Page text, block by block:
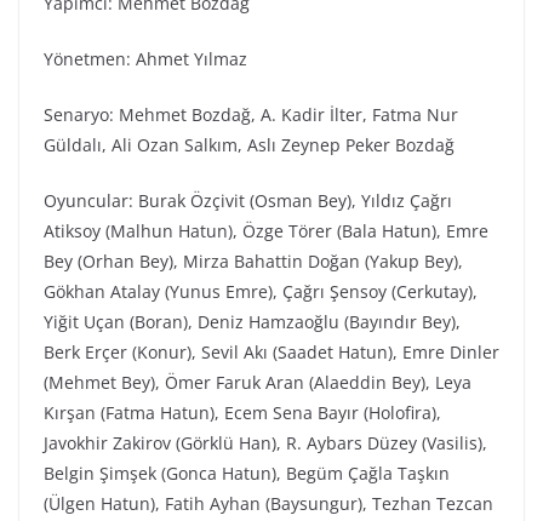
Yönetmen: Ahmet Yılmaz
Senaryo: Mehmet Bozdağ, A. Kadir İlter, Fatma Nur
Güldalı, Ali Ozan Salkım, Aslı Zeynep Peker Bozdağ
Oyuncular: Burak Özçivit (Osman Bey), Yıldız Çağrı
Atiksoy (Malhun Hatun), Özge Törer (Bala Hatun), Emre
Bey (Orhan Bey), Mirza Bahattin Doğan (Yakup Bey),
Gökhan Atalay (Yunus Emre), Çağrı Şensoy (Cerkutay),
Yiğit Uçan (Boran), Deniz Hamzaoğlu (Bayındır Bey),
Berk Erçer (Konur), Sevil Akı (Saadet Hatun), Emre Dinler
(Mehmet Bey), Ömer Faruk Aran (Alaeddin Bey), Leya
Kırşan (Fatma Hatun), Ecem Sena Bayır (Holofira),
Javokhir Zakirov (Görklü Han), R. Aybars Düzey (Vasilis),
Belgin Şimşek (Gonca Hatun), Begüm Çağla Taşkın
(Ülgen Hatun), Fatih Ayhan (Baysungur), Tezhan Tezcan